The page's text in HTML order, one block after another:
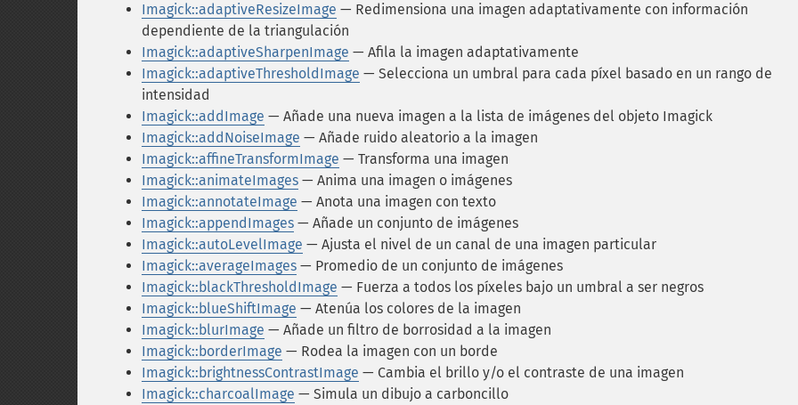
Imagick::adaptiveResizeImage — Redimensiona una imagen adaptativamente con información
dependiente de la triangulación
Imagick::adaptiveSharpenImage — Afila la imagen adaptativamente
Imagick::adaptiveThresholdImage — Selecciona un umbral para cada píxel basado en un rango de
intensidad
Imagick::addImage — Añade una nueva imagen a la lista de imágenes del objeto Imagick
Imagick::addNoiseImage — Añade ruido aleatorio a la imagen
Imagick::affineTransformImage — Transforma una imagen
Imagick::animateImages — Anima una imagen o imágenes
Imagick::annotateImage — Anota una imagen con texto
Imagick::appendImages — Añade un conjunto de imágenes
Imagick::autoLevelImage — Ajusta el nivel de un canal de una imagen particular
Imagick::averageImages — Promedio de un conjunto de imágenes
Imagick::blackThresholdImage — Fuerza a todos los píxeles bajo un umbral a ser negros
Imagick::blueShiftImage — Atenúa los colores de la imagen
Imagick::blurImage — Añade un filtro de borrosidad a la imagen
Imagick::borderImage — Rodea la imagen con un borde
Imagick::brightnessContrastImage — Cambia el brillo y/o el contraste de una imagen
Imagick::charcoalImage — Simula un dibujo a carboncillo